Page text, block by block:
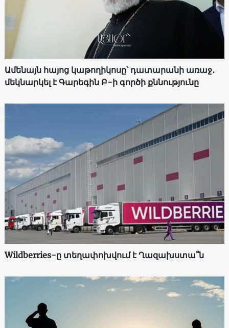
Ամենայն հայոց կաթողիկոսը՝ դատարանի առաջ․
մեկնարկել է Գարեգին Բ-ի գործի քննությունը
Wildberries-ը տեղափոխվում է Ղազախստա՞ն